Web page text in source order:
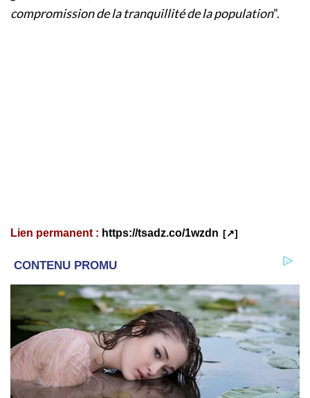
compromission de la tranquillité de la population”.
Lien permanent : https://tsadz.co/1wzdn